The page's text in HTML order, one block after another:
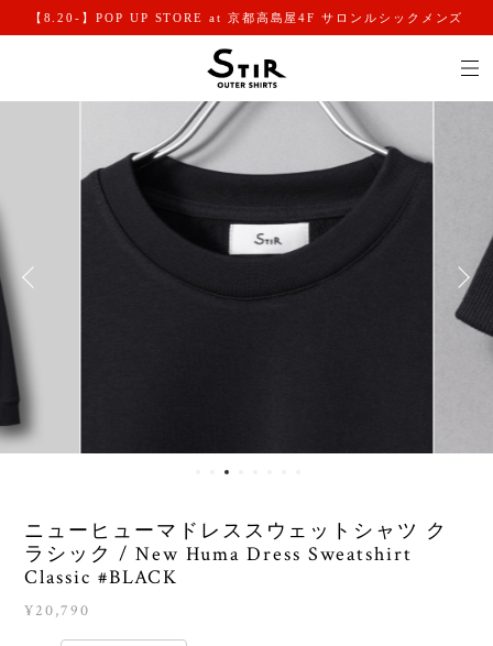
【8.20-】POP UP STORE at 京都高島屋4F サロンルシックメンズ
ニューヒューマドレススウェットシャツ ク
ラシック / New Huma Dress Sweatshirt
Classic #BLACK
¥20,790